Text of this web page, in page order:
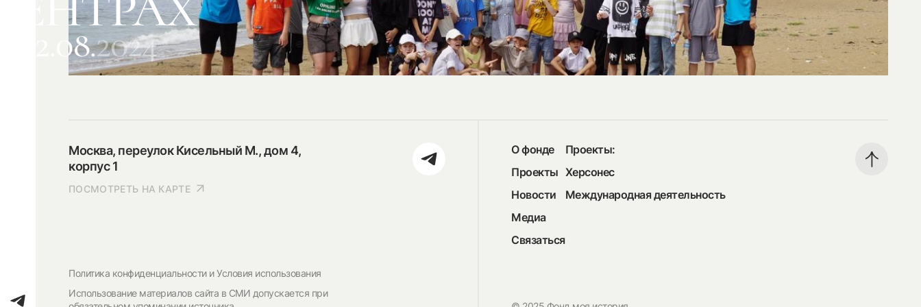
12.08.2024
Москва, переулок Кисельный М., дом 4,
корпус 1
ПОСМОТРЕТЬ НА КАРТЕ
Политика конфиденциальности и Условия использования
Использование материалов сайта в СМИ допускается при
О фонде
Проекты
Новости
Медиа
Связаться
Проекты:
Херсонес
Международная деятельность